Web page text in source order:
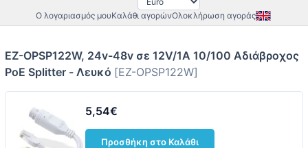
Ο λογαριασμός μουΚαλάθι αγορώνΟλοκλήρωση αγοράς
EZ-OPSP122W, 24v-48v σε 12V/1A 10/100 Αδιάβροχος
PoE Splitter - Λευκό [EZ-OPSP122W]
5,54€
Προσθήκη στο Καλάθι